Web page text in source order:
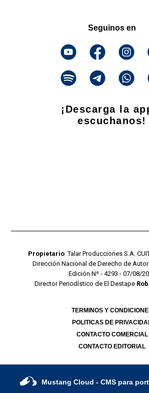
Seguinos en
¡Descarga la
escuchanos!
Propietario: Talar Producciones S.A.
Dirección Nacional de Derecho de
Edición Nº - 4293 - 07/08/
Director Periodístico de El Destape
TERMINOS Y
POLITICAS DE
CONTACTO COMERCIAL
CONTACTO EDITORIAL
Mustang Cloud - CMS para